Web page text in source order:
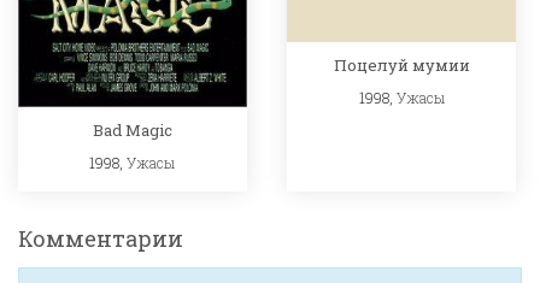
Bad Magic
1998,Ужасы
Поцелуй мумии
1998, Ужасы
Комментарии